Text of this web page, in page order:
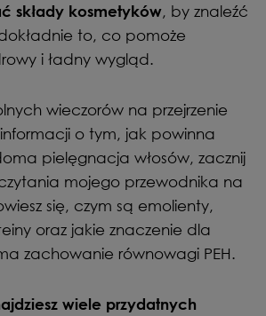
składy kosmetyków, by znaleźć
to, co pomoże
i ładny wygląd.
wieczorów na przejrzenie
o tym, jak powinna
pielęgnacja włosów, zacznij
mojego przewodnika na
się, czym są emolienty,
oraz jakie znaczenie dla
zachowanie równowagi PEH.
wiele przydatnych